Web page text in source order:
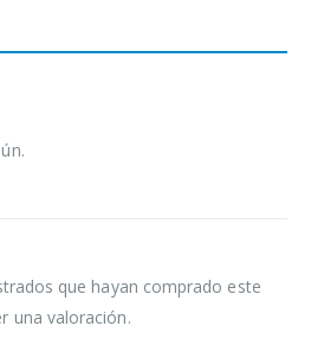
que hayan comprado este
una valoración.